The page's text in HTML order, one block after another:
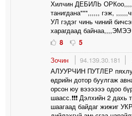
Хилчин ДЕБИЛЬ
танигдана""",,,,,, гэж,
УЛ гэдэг чинь чиний
харагдаад
8
5
Зочин
94.139.30.181
АЛУУРЧИН ПУТЛЕР
өдрийн дотор буулгаж
орсон юу вээээээ одоо
шаасс.❗️❗️❗️ Дэлхийн 2
шаагаад байдаг жижиг